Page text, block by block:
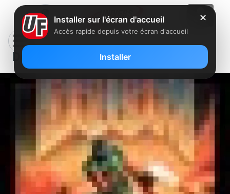
Doom
✕
Installer sur l'écran d'accueil
Accès rapide depuis votre écran d'accueil
Installer